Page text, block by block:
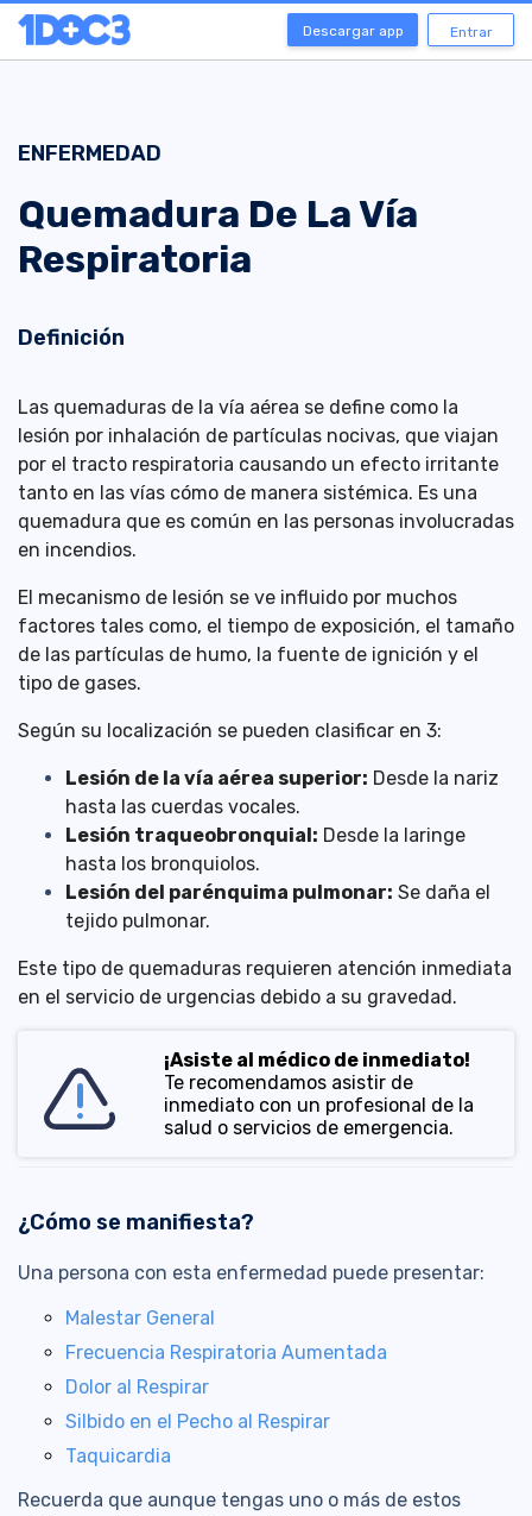
Descargar app Entrar
ENFERMEDAD
Quemadura De La Vía
Respiratoria
Definición
Las quemaduras de la vía aérea se define como la
lesión por inhalación de partículas nocivas, que viajan
por el tracto respiratoria causando un efecto irritante
tanto en las vías cómo de manera sistémica. Es una
quemadura que es común en las personas involucradas
en incendios.
El mecanismo de lesión se ve influido por muchos
factores tales como, el tiempo de exposición, el tamaño
de las partículas de humo, la fuente de ignición y el
tipo de gases.
Según su localización se pueden clasificar en 3:
Lesión de la vía aérea superior: Desde la nariz
hasta las cuerdas vocales.
Lesión traqueobronquial: Desde la laringe
hasta los bronquiolos.
Lesión del parénquima pulmonar: Se daña el
tejido pulmonar.
Este tipo de quemaduras requieren atención inmediata
en el servicio de urgencias debido a su gravedad.
¡Asiste al médico de inmediato!
Te recomendamos asistir de
inmediato con un profesional de la
salud o servicios de emergencia.
¿Cómo se manifiesta?
Una persona con esta enfermedad puede presentar:
Malestar General
Frecuencia Respiratoria Aumentada
Dolor al Respirar
Silbido en el Pecho al Respirar
Taquicardia
Recuerda que aunque tengas uno o más de estos